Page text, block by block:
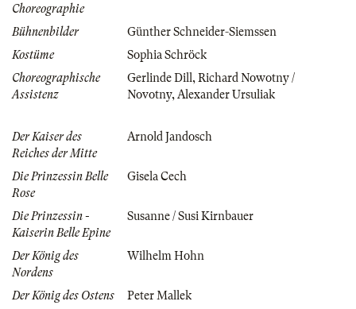
Choreographie
Bühnenbilder
Günther Schneider-Siemssen
Kostüme
Sophia Schröck
Choreographische
Assistenz
Gerlinde Dill,Richard Nowotny /
Novotny,Alexander Ursuliak
Der Kaiser des
Reiches der Mitte
Arnold Jandosch
Die Prinzessin Belle
Rose
Gisela Cech
Die Prinzessin -
Kaiserin Belle Epine
Susanne / Susi Kirnbauer
Der König des
Nordens
Wilhelm Hohn
Der König des Ostens
Peter Mallek